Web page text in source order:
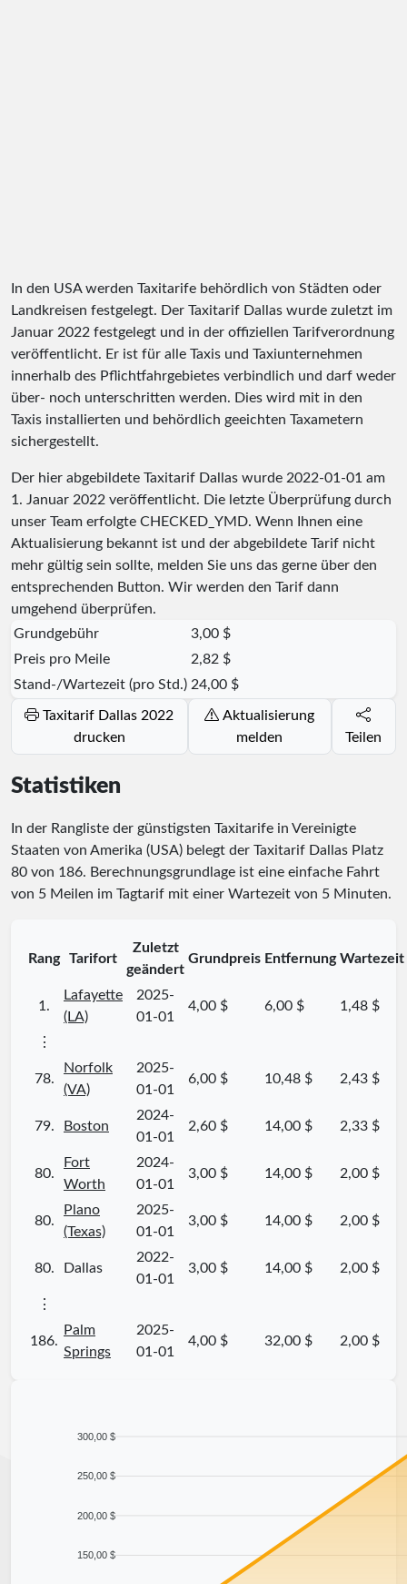
In den USA werden Taxitarife behördlich von Städten oder
Landkreisen festgelegt. Der Taxitarif Dallas wurde zuletzt im
Januar 2022 festgelegt und in der offiziellen Tarifverordnung
veröffentlicht. Er ist für alle Taxis und Taxiunternehmen
innerhalb des Pflichtfahrgebietes verbindlich und darf weder
über- noch unterschritten werden. Dies wird mit in den
Taxis installierten und behördlich geeichten Taxametern
sichergestellt.
Der hier abgebildete Taxitarif Dallas wurde 2022-01-01 am
1. Januar 2022 veröffentlicht. Die letzte Überprüfung durch
unser Team erfolgte CHECKED_YMD. Wenn Ihnen eine
Aktualisierung bekannt ist und der abgebildete Tarif nicht
mehr gültig sein sollte, melden Sie uns das gerne über den
entsprechenden Button. Wir werden den Tarif dann
umgehend überprüfen.
Grundgebühr
3,00 $
Preis pro Meile
2,82 $
Stand-/Wartezeit (pro Std.) 24,00 $
Taxitarif Dallas 2022
drucken
Aktualisierung
melden
Teilen
Statistiken
In der Rangliste der günstigsten Taxitarife in Vereinigte
Staaten von Amerika (USA) belegt der Taxitarif Dallas Platz
80 von 186. Berechnungsgrundlage ist eine einfache Fahrt
von 5 Meilen im Tagtarif mit einer Wartezeit von 5 Minuten.
Rang Tarifort
Zuletzt
geändert
Grundpreis Entfernung Wartezeit
1.
Lafayette
(LA)
2025-
01-01
4,00 $ 6,00 $ 1,48 $
⋮
78.
Norfolk
(VA)
2025-
01-01
6,00 $ 10,48 $ 2,43 $
79. Boston
2024-
01-01
2,60 $ 14,00 $ 2,33 $
80.
Fort
Worth
2024-
01-01
3,00 $ 14,00 $ 2,00 $
80.
Plano
(Texas)
2025-
01-01
3,00 $ 14,00 $ 2,00 $
80. Dallas
2022-
01-01
3,00 $ 14,00 $ 2,00 $
⋮
186.
Palm
Springs
2025-
01-01
4,00 $ 32,00 $ 2,00 $
300,00 $
250,00 $
200,00 $
150,00 $